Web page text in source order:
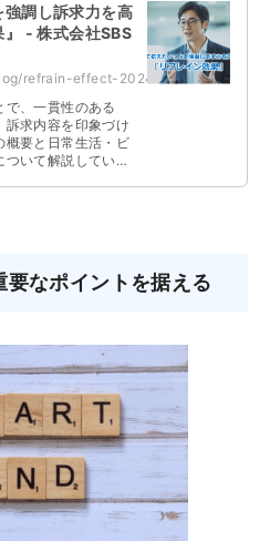
調し訴求力を高
- 株式会社SBS
refrain-effect-2024-11/
で、一貫性のある
訴求内容を印象づけ
概要と日常生活・ビ
いて解説していま
要なポイントを据える